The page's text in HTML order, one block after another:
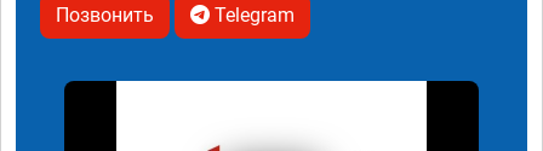
Позвонить Telegram